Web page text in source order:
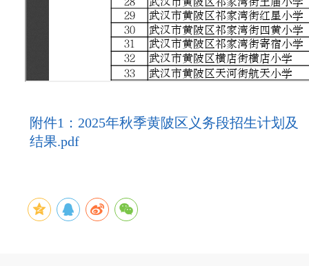
附件1：2025年秋季黄陂区义务段招生计划及
结果.pdf